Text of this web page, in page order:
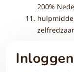
200%